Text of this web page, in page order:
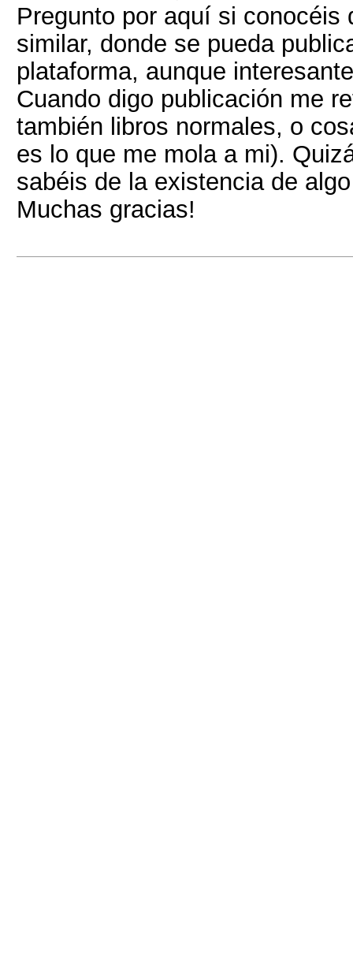
Pregunto por aquí si
similar, donde se pueda
plataforma, aunque
Cuando digo publicación me
también libros normales, o
es lo que me mola a mi).
sabéis de la existencia de
Muchas gracias!